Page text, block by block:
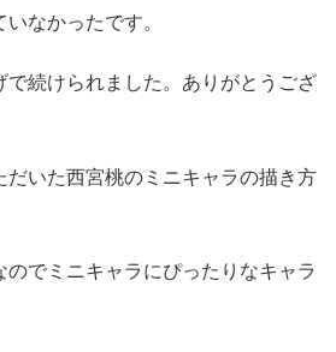
なかったです。
で続けられました。ありがとうござ
だいた西宮桃のミニキャラの描き方
でミニキャラにぴったりなキャラ